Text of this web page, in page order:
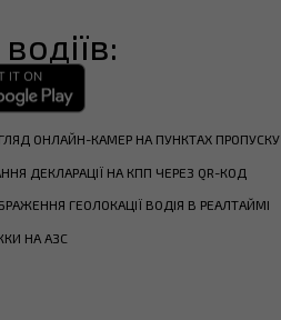
ОНЛАЙН-КАМЕР НА ПУНКТАХ ПРОПУСКУ
ДЕКЛАРАЦІЇ НА КПП ЧЕРЕЗ QR-КОД
ГЕОЛОКАЦІЇ ВОДІЯ В РЕАЛТАЙМІ
НА АЗС